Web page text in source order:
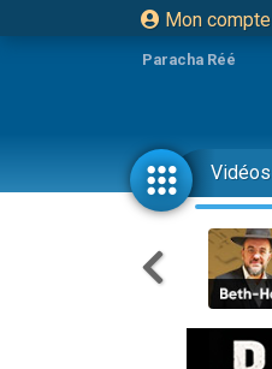
Mon compte
Paracha Réé
Vidéos